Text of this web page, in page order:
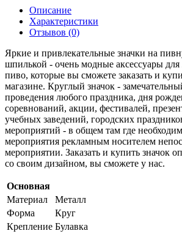
Описание
Характеристики
Отзывов (0)
Яркие и привлекательные значки на
шпилькой - очень модные аксессуары
пиво, которые вы сможете заказать и
магазине. Круглый значок -
проведения любого праздника, дня
соревнований, акции, фестивалей,
учебных заведений, городских
мероприятий - в общем там где
мероприятия рекламным носителем
мероприятии. Заказать и купить значок
со своим дизайном, вы сможете у нас.
Основная
Материал
Металл
Форма
Круг
Крепление Булавка